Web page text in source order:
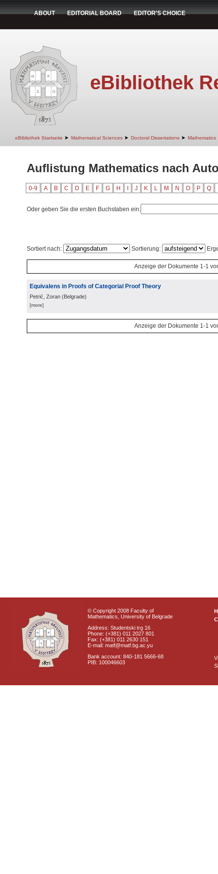
ABOUT EDITORIAL BOARD EDITOR'S CHOICE
eBibliothek
eBibliothek Startseite ➤ Mathematical Sciences ➤ Doctoral Dissertations ➤ Mathematics
Auflistung Mathematics nach
0-9 A B C D E F G H J K L M N O P Q
Oder geben Sie die ersten Buchstaben ein:
Sortiert nach: Sortierung:
Anzeige der Dokumente 1-1
Equivalens in Proofs of Categorial Proof Theory
Petrić, Zoran (Belgrade)
[more]
Anzeige der Dokumente 1-1
© Copyright 2008 Faculty of
Mathematics, University of Belgrade
Address: Studentski trg 16
Phone: (+381) 011 2027 801
Fax: (+381) 011 2630 151
E-mail: matf@matf.bg.ac.yu
Bank account: 840-181 5666-68
PIB: 100046603